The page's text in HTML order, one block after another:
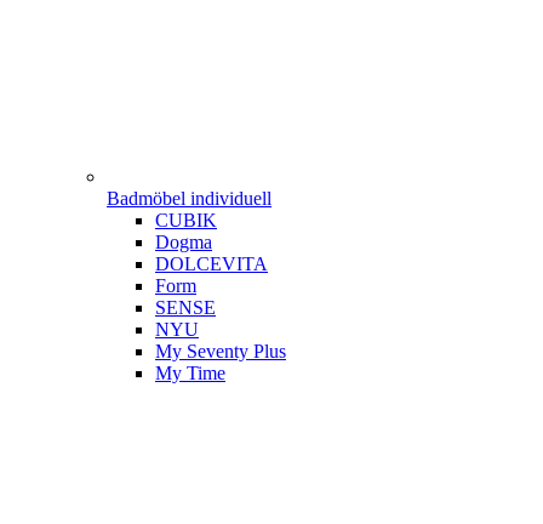
Badmöbel individuell
CUBIK
Dogma
DOLCEVITA
Form
SENSE
NYU
My Seventy Plus
My Time